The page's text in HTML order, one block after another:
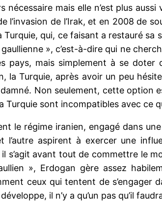
mais elle n’est plus
l’invasion de l’Irak, et en 2008 de
qui, ce faisant a restauré
», c’est-à-dire qui ne
pays, mais simplement à se
Turquie, après avoir un peu
Non seulement, cette option
sont incompatibles avec ce
le régime iranien, engagé dans
l’autre aspirent à exercer une
s’agit avant tout de commettre le
», Erdogan gère assez
ceux qui tentent de s’engager
il n’y a qu’un pas qu’il